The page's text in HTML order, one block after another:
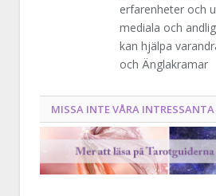
erfarenheter och
mediala och
kan hjälpa
och Änglakramar
MISSA INTE VÅRA